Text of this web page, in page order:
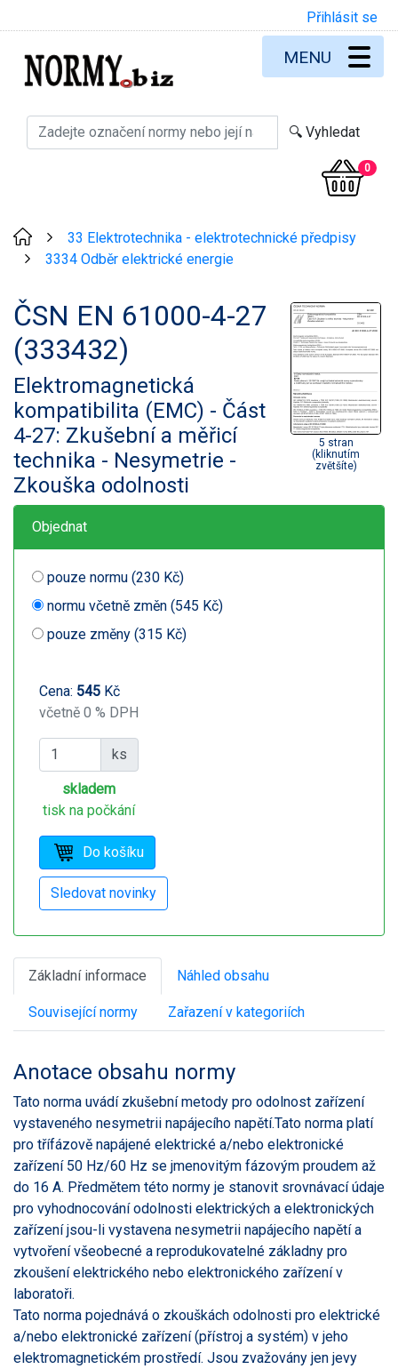
Přihlásit se
0
MENU
33 Elektrotechnika - elektrotechnické předpisy
3334 Odběr elektrické energie
ČSN EN 61000-4-27
(333432)
Elektromagnetická
kompatibilita (EMC) - Část
4-27: Zkušební a měřicí
technika - Nesymetrie -
Zkouška odolnosti
5 stran
(kliknutím
zvětšíte)
Objednat
pouze normu (230 Kč)
normu včetně změn (545 Kč)
pouze změny (315 Kč)
Cena: 545 Kč
včetně 0 % DPH
ks
skladem
tisk na počkání
Základní informace Náhled obsahu
Související normy Zařazení v kategoriích
Anotace obsahu normy
Tato norma uvádí zkušební metody pro odolnost zařízení
vystaveného nesymetrii napájecího napětí.Tato norma platí
pro třífázově napájené elektrické a/nebo elektronické
zařízení 50 Hz/60 Hz se jmenovitým fázovým proudem až
do 16 A. Předmětem této normy je stanovit srovnávací údaje
pro vyhodnocování odolnosti elektrických a elektronických
zařízení jsou-li vystavena nesymetrii napájecího napětí a
vytvoření všeobecné a reprodukovatelné základny pro
zkoušení elektrického nebo elektronického zařízení v
laboratoři.
Tato norma pojednává o zkouškách odolnosti pro elektrické
a/nebo elektronické zařízení (přístroj a systém) v jeho
elektromagnetickém prostředí. Jsou zvažovány jen jevy